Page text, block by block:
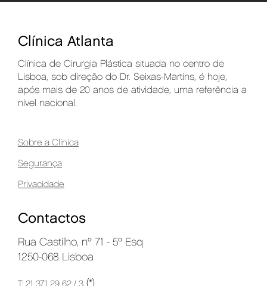
Clínica Atlanta
Clínica de Cirurgia Plástica situada no centro de
Lisboa, sob direção do Dr. Seixas-Martins, é hoje,
após mais de 20 anos de atividade, uma referência a
nível nacional.
Sobre a Clínica
Segurança
Privacidade
Contactos
Rua Castilho, nº 71 - 5º Esq
1250-068 Lisboa
T: 21 371 29 62 / 3 (*)